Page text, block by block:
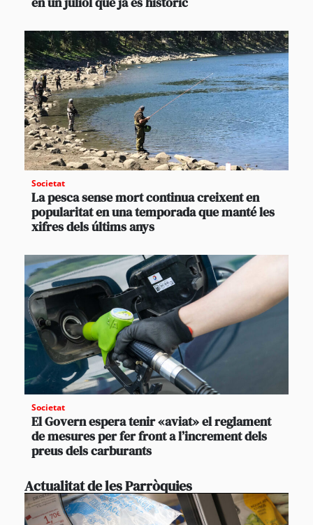
Societat
La pesca sense mort continua creixent en
popularitat en una temporada que manté les
xifres dels últims anys
Societat
El Govern espera tenir «aviat» el reglament
de mesures per fer front a l’increment dels
preus dels carburants
Actualitat de les Parròquies